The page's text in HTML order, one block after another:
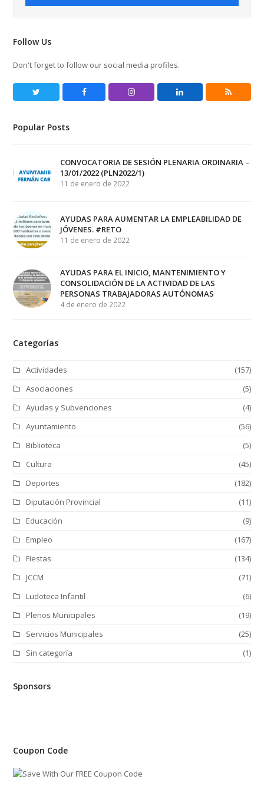
Follow Us
Don't forget to follow our social media profiles.
Facebook Instagram LinkedIn RSS
Popular Posts
CONVOCATORIA DE SESIÓN PLENARIA ORDINARIA –
13/01/2022 (PLN2022/1)
11 de enero de 2022
AYUDAS PARA AUMENTAR LA EMPLEABILIDAD DE
JÓVENES. #RETO
11 de enero de 2022
AYUDAS PARA EL INICIO, MANTENIMIENTO Y
CONSOLIDACIÓN DE LA ACTIVIDAD DE LAS
PERSONAS TRABAJADORAS AUTÓNOMAS
4 de enero de 2022
Categorías
Actividades
(157)
Asociaciones
(5)
Ayudas y Subvenciones
(4)
Ayuntamiento
(56)
Biblioteca
(5)
Cultura
(45)
Deportes
(182)
Diputación Provincial
(11)
Educación
(9)
Empleo
(167)
Fiestas
(134)
JCCM
(71)
Ludoteca Infantil
(6)
Plenos Municipales
(19)
Servicios Municipales
(25)
Sin categoría
(1)
Sponsors
Coupon Code